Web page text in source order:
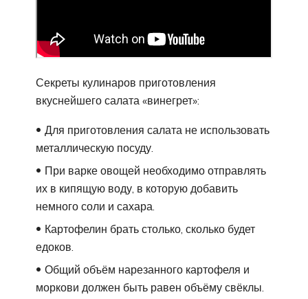
Секреты кулинаров приготовления
вкуснейшего салата «винегрет»:
Для приготовления салата не использовать
металлическую посуду.
При варке овощей необходимо отправлять
их в кипящую воду, в которую добавить
немного соли и сахара.
Картофелин брать столько, сколько будет
едоков.
Общий объём нарезанного картофеля и
моркови должен быть равен объёму свёклы.